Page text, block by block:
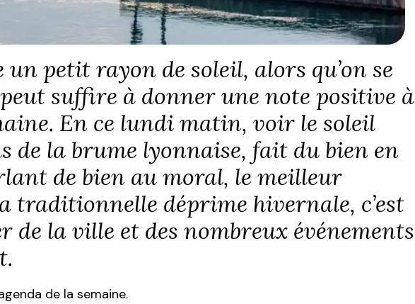
un petit rayon de soleil, alors qu’on se
suffire à donner une note positive à
En ce lundi matin, voir le soleil
de la brume lyonnaise, fait du bien en
de bien au moral, le meilleur
traditionnelle déprime hivernale, c’est
la ville et des nombreux événements
de la semaine.